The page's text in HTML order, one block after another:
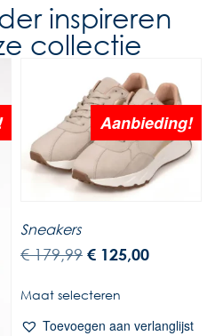
inspireren
collectie
Aanbieding!
Sneakers
€179,99 € 125,00
Maat selecteren
Toevoegen aan verlanglijst